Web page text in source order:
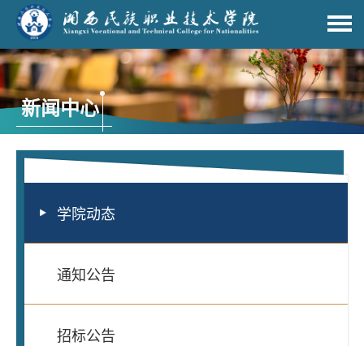
新闻中心
学院动态
通知公告
招标公告